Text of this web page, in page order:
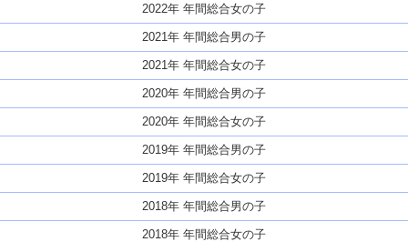
2022年 年間総合女の子
2021年 年間総合男の子
2021年 年間総合女の子
2020年 年間総合男の子
2020年 年間総合女の子
2019年 年間総合男の子
2019年 年間総合女の子
2018年 年間総合男の子
2018年 年間総合女の子